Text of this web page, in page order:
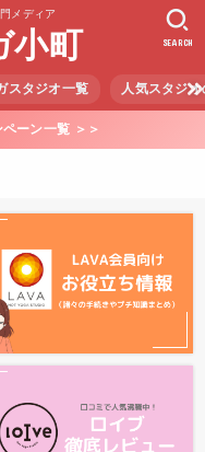
メディア
小町
スタジオ一覧 人気スタジ
SEARCH
ーン一覧 ＞＞